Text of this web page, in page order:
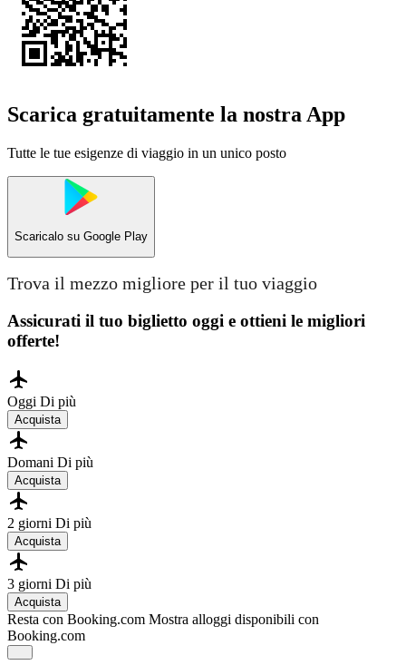
Scarica gratuitamente la nostra App
Tutte le tue esigenze di viaggio in un unico posto
Scaricalo su Google Play
Trova il mezzo migliore per il tuo viaggio
Assicurati il ​​tuo biglietto oggi e ottieni le migliori
offerte!
Oggi Di più
Acquista
Domani Di più
Acquista
2 giorni Di più
Acquista
3 giorni Di più
Acquista
Resta con Booking.com Mostra alloggi disponibili con
Booking.com